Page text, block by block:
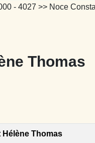
- 4027 >> Noce
Thomas
Thomas